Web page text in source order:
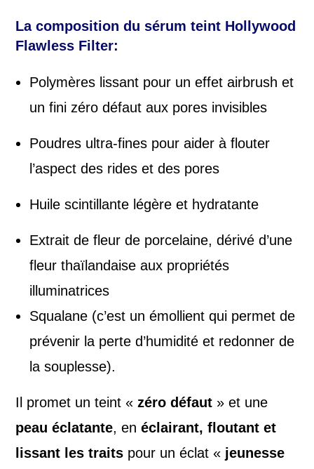
La composition du sérum teint Hollywood
Flawless Filter:
Polymères lissant pour un effet airbrush et
un fini zéro défaut aux pores invisibles
Poudres ultra-fines pour aider à flouter
l’aspect des rides et des pores
Huile scintillante légère et hydratante
Extrait de fleur de porcelaine, dérivé d’une
fleur thaïlandaise aux propriétés
illuminatrices
Squalane (c’est un émollient qui permet de
prévenir la perte d’humidité et redonner de
la souplesse).
Il promet un teint «zéro défaut » et une
peau éclatante, enéclairant, floutant et
lissant les traits pour un éclat « jeunesse